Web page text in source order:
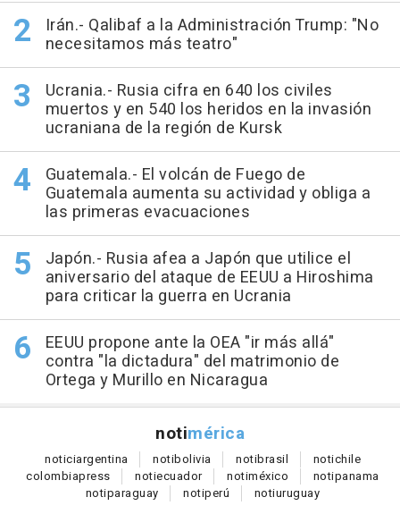
Irán.- Qalibaf a la Administración Trump: "No
necesitamos más teatro"
Ucrania.- Rusia cifra en 640 los civiles
muertos y en 540 los heridos en la invasión
ucraniana de la región de Kursk
Guatemala.- El volcán de Fuego de
Guatemala aumenta su actividad y obliga a
las primeras evacuaciones
Japón.- Rusia afea a Japón que utilice el
aniversario del ataque de EEUU a Hiroshima
para criticar la guerra en Ucrania
EEUU propone ante la OEA "ir más allá"
contra "la dictadura" del matrimonio de
Ortega y Murillo en Nicaragua
notimérica
noticiargentina notibolivia notibrasil notichile
colombiapress notiecuador notiméxico notipanama
notiparaguay notiperú notiuruguay